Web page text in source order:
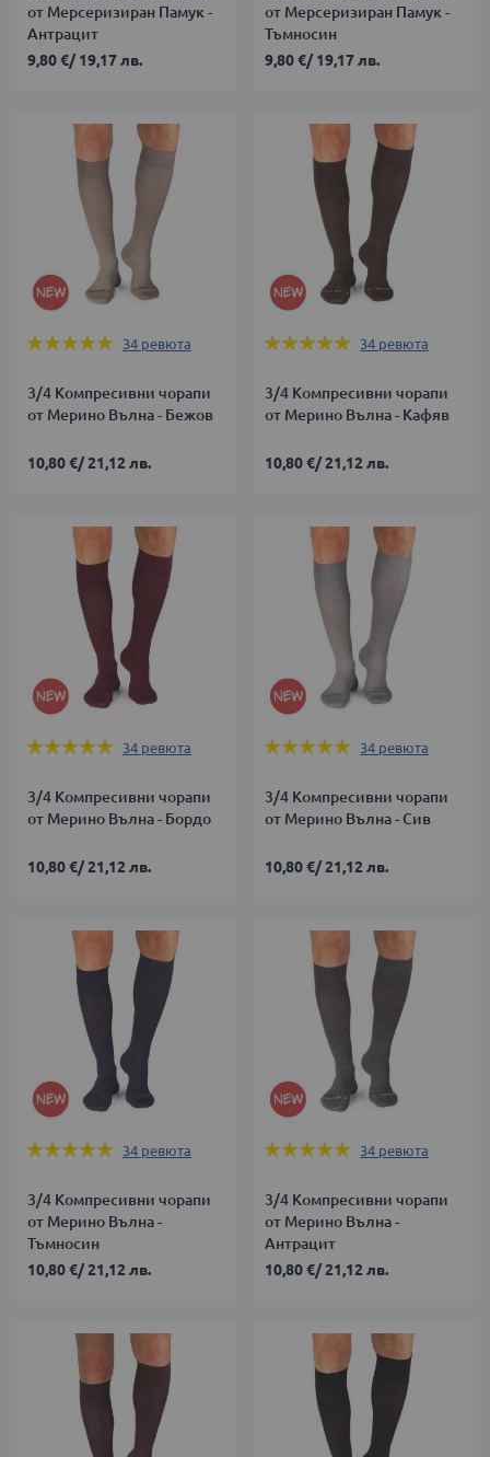
от Мерсеризиран Памук -
Антрацит
9,80 €/19,17 лв.
от Мерсеризиран Памук -
Тъмносин
9,80 €/19,17 лв.
Оценка:
34 ревюта
3/4 Компресивни чорапи
от Мерино Вълна - Бежов
10,80 €/21,12 лв.
Оценка:
34 ревюта
3/4 Компресивни чорапи
от Мерино Вълна - Кафяв
10,80 €/21,12 лв.
Оценка:
34 ревюта
3/4 Компресивни чорапи
от Мерино Вълна - Бордо
10,80 €/21,12 лв.
Оценка:
34 ревюта
3/4 Компресивни чорапи
от Мерино Вълна - Сив
10,80 €/21,12 лв.
Оценка:
34 ревюта
3/4 Компресивни чорапи
от Мерино Вълна -
Тъмносин
10,80 €/21,12 лв.
Оценка:
34 ревюта
3/4 Компресивни чорапи
от Мерино Вълна -
Антрацит
10,80 €/21,12 лв.